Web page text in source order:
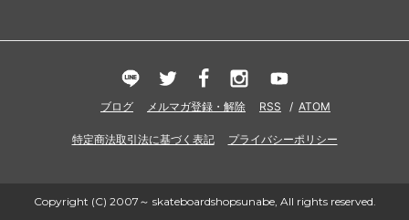
ブログ メルマガ登録・解除 RSS / ATOM
特定商法取引法に基づく表記 プライバシーポリシー
Copyright (C) 2007～ skateboardshopsunabe, All rights reserved.